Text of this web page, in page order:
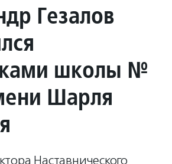
Гезалов
школы №
Шарля
Наставнического